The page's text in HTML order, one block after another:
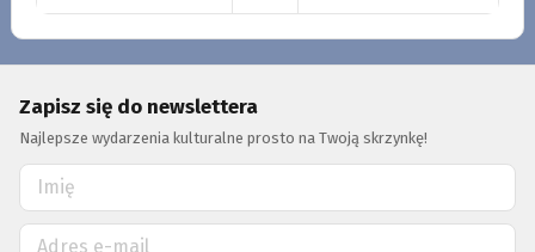
Zapisz się do newslettera
Najlepsze wydarzenia kulturalne prosto na Twoją skrzynkę!